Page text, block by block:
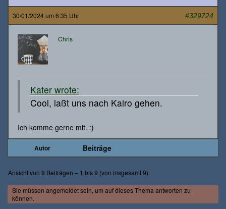
30/01/2024 um 6:35 Uhr #329724
Chris
Kater wrote:
Cool, laßt uns nach Kairo gehen.
Ich komme gerne mit. :)
Autor Beiträge
Ansicht von 9 Beiträgen – 1 bis 9 (von insgesamt 9)
Sie müssen angemeldet sein, um auf dieses Thema antworten zu
können.